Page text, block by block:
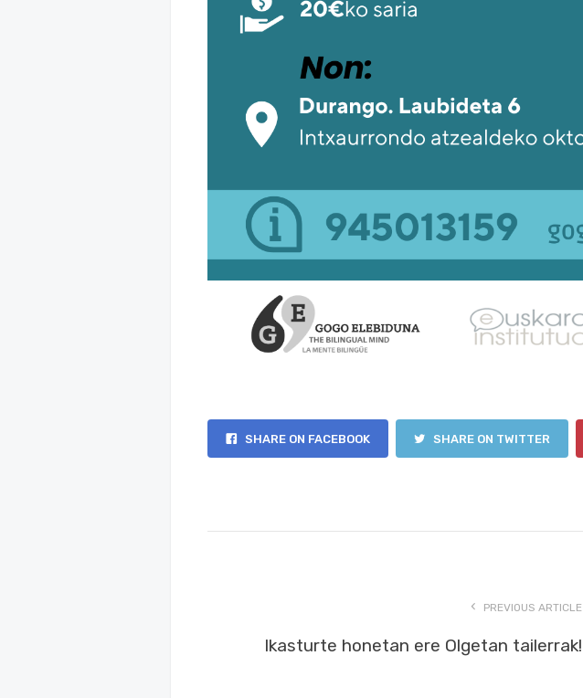
SHARE ON FACEBOOK SHARE ON TWITTER
PREVIOUS ARTICLE
Ikasturte honetan ere Olgetan tailerrak!